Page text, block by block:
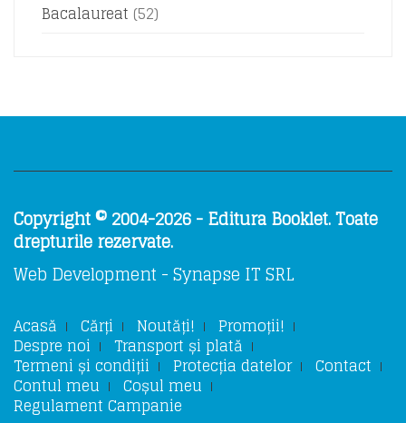
Bacalaureat (52)
Copyright © 2004-2026 - Editura Booklet. Toate
drepturile rezervate.
Web Development - Synapse IT SRL
Acasă Cărți Noutăți! Promoții!
Despre noi Transport și plată
Termeni și condiții Protecția datelor Contact
Contul meu Coșul meu
Regulament Campanie